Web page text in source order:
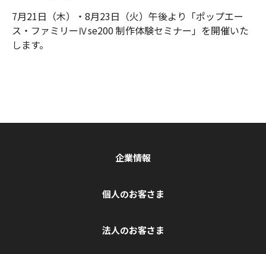
7月21日（木）・8月23日（火）午後より「ポップエー
ス・ファミリーⅣse200 制作体験セミナー」を開催いた
します。
企業情報
個人のお客さま
法人のお客さま